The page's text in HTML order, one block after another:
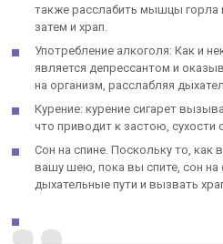
также расслабить мышцы горла
затем и храп.
Употребление алкоголя: Как и
является депрессантом и
на организм, расслабляя
Курение: курение сигарет
что приводит к застою, сухости
Сон на спине. Поскольку то, как
вашу шею, пока вы спите, сон на
дыхательные пути и вызвать